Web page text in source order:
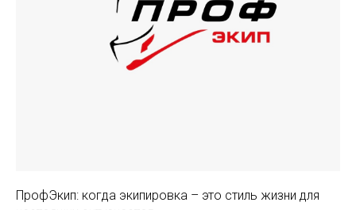
ПрофЭкип: когда экипировка – это стиль жизни для